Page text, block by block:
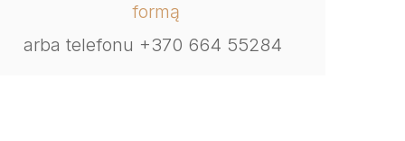
formą
arba telefonu +370 664 55284